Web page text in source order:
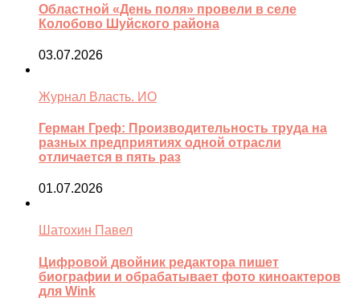
Областной «День поля» провели в селе
Колобово Шуйского района
03.07.2026
Журнал Власть. ИО
Герман Греф: Производительность труда на
разных предприятиях одной отрасли
отличается в пять раз
01.07.2026
Шатохин Павел
Цифровой двойник редактора пишет
биографии и обрабатывает фото киноактеров
для Wink